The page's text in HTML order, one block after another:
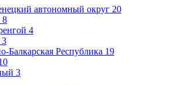
автономный округ 20
8
4
3
Балкарская Республика 19
3